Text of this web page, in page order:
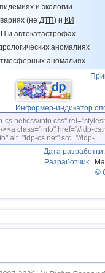
и экологии
(не ДТП) и КИ
и автокатастрофах
аномалиях
аномалиях
Информер-индикатор
cs.net/css/info.css"
><a class="info" href="//idp-
alt="idp-cs.net" src="//idp-
width=88
Дата разработки:
Разработчик:
©